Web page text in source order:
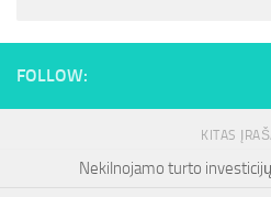
FOLLOW:
KITAS
Nekilnojamo turto